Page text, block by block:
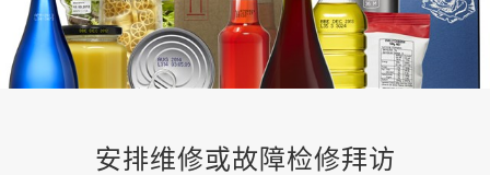
安排维修或故障检修拜访